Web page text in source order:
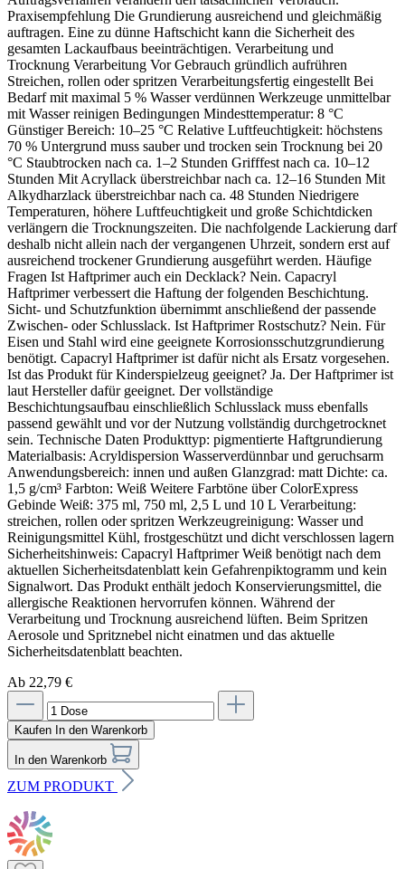
Ab 22,79 €
Kaufen In den Warenkorb
In den Warenkorb
ZUM PRODUKT